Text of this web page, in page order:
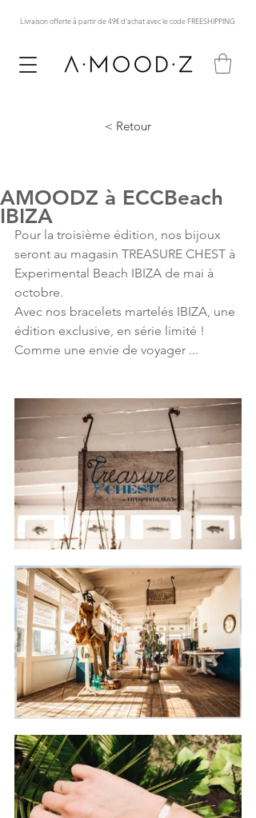
Livraison offerte à partir de 49€ d'achat avec le code FREESHIPPING
< Retour
AMOODZ à ECCBeach
IBIZA
Pour la troisième édition, nos bijoux
seront au magasin TREASURE CHEST à
Experimental Beach IBIZA de mai à
octobre.
Avec nos bracelets martelés IBIZA, une
édition exclusive, en série limité !
Comme une envie de voyager ...